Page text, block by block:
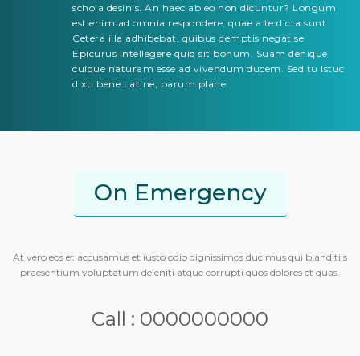
schola desinis. An haec ab eo non dicuntur? Longum
est enim ad omnia respondere, quae a te dicta sunt.
Cetera illa adhibebat, quibus demptis negat se
Epicurus intellegere quid sit bonum. Suam denique
cuique naturam esse ad vivendum ducem. Sed tu istuc
dixti bene Latine, parum plane.
On Emergency
At vero eos et accusamus et iusto odio dignissimos ducimus qui blanditiis
praesentium voluptatum deleniti atque corrupti quos dolores et quas.
Call : 0000000000